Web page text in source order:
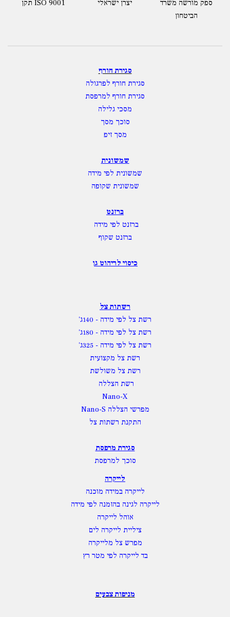
תקן ISO 9001 יצרן ישראלי
ספק מורשה משרד
הביטחון
סגירת חורף
סגירת חורף לפרגולה
סגירת חורף למרפסת
מסכי גלילה
סוכך מסך
מסך זיפ
שמשונית
שמשונית לפי מידה
שמשונית שקופה
ברזנט
ברזנט לפי מידה
ברזנט שקוף
כיסוי לריהוט גן
רשתות צל
רשת צל לפי מידה - 140ג'
רשת צל לפי מידה - 180ג'
רשת צל לפי מידה - 325ג'
רשת צל מקצועית
רשת צל משולשת
רשת הצללה
Nano-X
מפרשי הצללה Nano-S
התקנת רשתות צל
סגירת מרפסת
סוכך למרפסת
לייקרה
לייקרה במידה מוכנה
לייקרה לגינה בהזמנה לפי מידה
אוהל לייקרה
ציליית לייקרה לים
מפרש צל מלייקרה
בד לייקרה לפי מטר רץ
מניפות צבעים